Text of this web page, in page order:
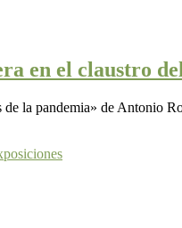
en el claustro
la pandemia» de Antonio